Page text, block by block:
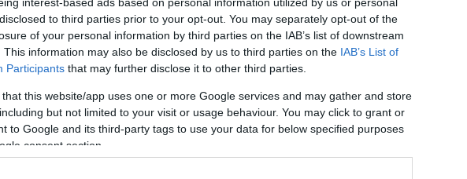
to third parties prior to your opt-out. You may separately opt-out of the
of your personal information by third parties on the IAB’s list of downstream
This information may also be disclosed by us to third parties on the IAB’s List of
Participants that may further disclose it to other third parties.
that this website/app uses one or more Google services and may gather and store
but not limited to your visit or usage behaviour. You may click to grant or
to Google and its third-party tags to use your data for below specified purposes
consent section.
της Γάζας λιγόστεψε συστηματικά και η ποιότητα της
με επισιτιστική βοήθεια για μήνες και μήνες ή